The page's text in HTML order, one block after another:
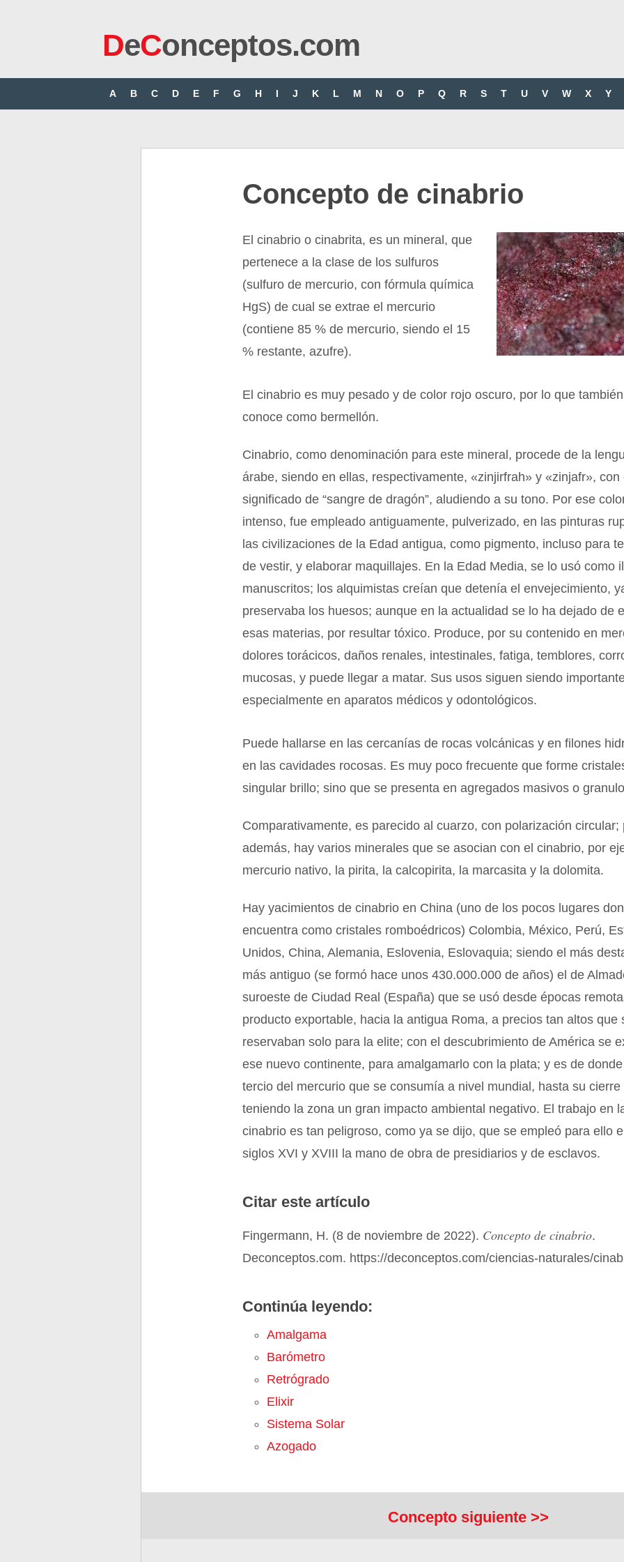
DeConceptos.com
A B C D E F G H I J K L M N O P Q R S T U V W X Y
Concepto de cinabrio
El cinabrio o cinabrita, es un mineral, que
pertenece a la clase de los sulfuros
(sulfuro de mercurio, con fórmula química
HgS) de cual se extrae el mercurio
(contiene 85 % de mercurio, siendo el 15
% restante, azufre).
El cinabrio es muy pesado y de color rojo oscuro, por lo que
conoce como bermellón.
Cinabrio, como denominación para este mineral, procede de la
árabe, siendo en ellas, respectivamente, «zinjirfrah» y «zinjafr», con
significado de “sangre de dragón”, aludiendo a su tono. Por ese
intenso, fue empleado antiguamente, pulverizado, en las pinturas
las civilizaciones de la Edad antigua, como pigmento, incluso para
de vestir, y elaborar maquillajes. En la Edad Media, se lo usó como
manuscritos; los alquimistas creían que detenía el envejecimiento,
preservaba los huesos; aunque en la actualidad se lo ha dejado de
esas materias, por resultar tóxico. Produce, por su contenido en
dolores torácicos, daños renales, intestinales, fatiga, temblores,
mucosas, y puede llegar a matar. Sus usos siguen siendo
especialmente en aparatos médicos y odontológicos.
Puede hallarse en las cercanías de rocas volcánicas y en filones
en las cavidades rocosas. Es muy poco frecuente que forme
singular brillo; sino que se presenta en agregados masivos o
Comparativamente, es parecido al cuarzo, con polarización circular;
además, hay varios minerales que se asocian con el cinabrio, por
mercurio nativo, la pirita, la calcopirita, la marcasita y la dolomita.
Hay yacimientos de cinabrio en China (uno de los pocos lugares
encuentra como cristales romboédricos) Colombia, México, Perú,
Unidos, China, Alemania, Eslovenia, Eslovaquia; siendo el más
más antiguo (se formó hace unos 430.000.000 de años) el de
suroeste de Ciudad Real (España) que se usó desde épocas
producto exportable, hacia la antigua Roma, a precios tan altos que
reservaban solo para la elite; con el descubrimiento de América se
ese nuevo continente, para amalgamarlo con la plata; y es de
tercio del mercurio que se consumía a nivel mundial, hasta su
teniendo la zona un gran impacto ambiental negativo. El trabajo en
cinabrio es tan peligroso, como ya se dijo, que se empleó para ello
siglos XVI y XVIII la mano de obra de presidiarios y de esclavos.
Citar este artículo
Fingermann, H. (8 de noviembre de 2022). Concepto de cinabrio.
Deconceptos.com. https://deconceptos.com/ciencias-naturales/
Continúa leyendo:
Amalgama
Barómetro
Retrógrado
Elixir
Sistema Solar
Azogado
Concepto siguiente >>